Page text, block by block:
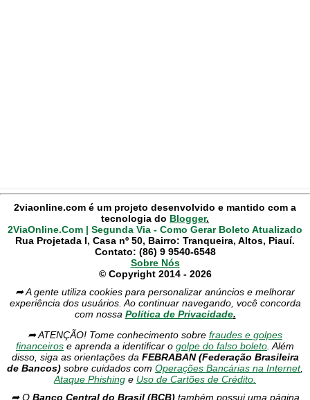
2viaonline.com é um projeto desenvolvido e mantido com a
tecnologia do Blogger.
2ViaOnline.Com | Segunda Via - Como Gerar Boleto Atualizado
Rua Projetada I, Casa nº 50, Bairro: Tranqueira, Altos, Piauí.
Contato: (86) 9 9540-6548
Sobre Nós
© Copyright 2014 - 2026
➦ A gente utiliza cookies para personalizar anúncios e melhorar
experiência dos usuários. Ao continuar navegando, você concorda
com nossa Política de Privacidade.
➦ ATENÇÃO! Tome conhecimento sobre fraudes e golpes
financeiros e aprenda a identificar o golpe do falso boleto . Além
disso, siga as orientações da FEBRABAN (Federação Brasileira
de Bancos) sobre cuidados com Operações Bancárias na Internet,
Ataque Phishing e Uso de Cartões de Crédito.
➦ O Banco Central do Brasil (BCB)também possui uma página